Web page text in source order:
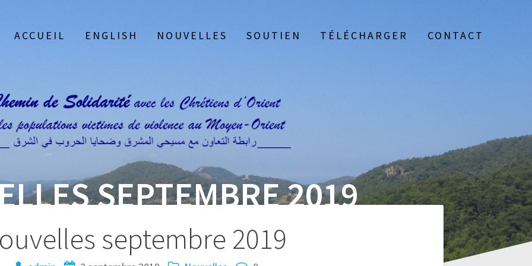
ACCUEIL ENGLISH NOUVELLES SOUTIEN TÉLÉCHARGER CONTACT
SEPTEMBRE 2019
septembre 2019